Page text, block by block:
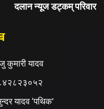
दलान न्यूज डट्कम् परिवार
कुमारी यादव
यादव ‘पथिक’